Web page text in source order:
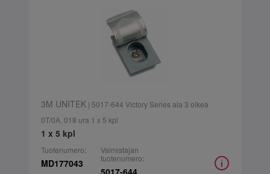
3M UNITEK| 5017-644 Victory Series ala 3 oikea
0T/0A, 018 ura 1 x 5 kpl
1 x 5 kpl
Tuotenumero:
MD177043
Valmistajan
tuotenumero: